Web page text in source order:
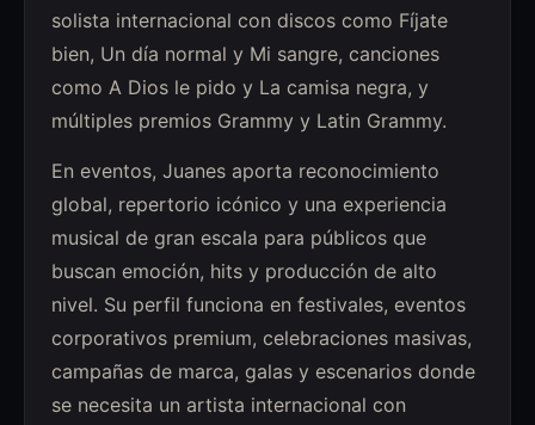
solista internacional con discos como Fíjate
bien, Un día normal y Mi sangre, canciones
como A Dios le pido y La camisa negra, y
múltiples premios Grammy y Latin Grammy.
En eventos, Juanes aporta reconocimiento
global, repertorio icónico y una experiencia
musical de gran escala para públicos que
buscan emoción, hits y producción de alto
nivel. Su perfil funciona en festivales, eventos
corporativos premium, celebraciones masivas,
campañas de marca, galas y escenarios donde
se necesita un artista internacional con